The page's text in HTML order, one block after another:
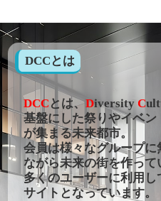
DCCとは
DCC とは、DiversityC
基盤にした祭りやイベ
が集まる未来都市。
会員は様々なグループ
ながら未来の街を作って
多くのユーザーに利用
サイトとなっています。